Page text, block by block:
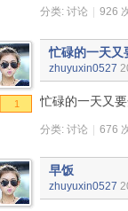
分类: 讨论 926
1
忙碌的一天又
zhuyuxin0527
忙碌的一天又
分类: 讨论 676
早饭
zhuyuxin0527